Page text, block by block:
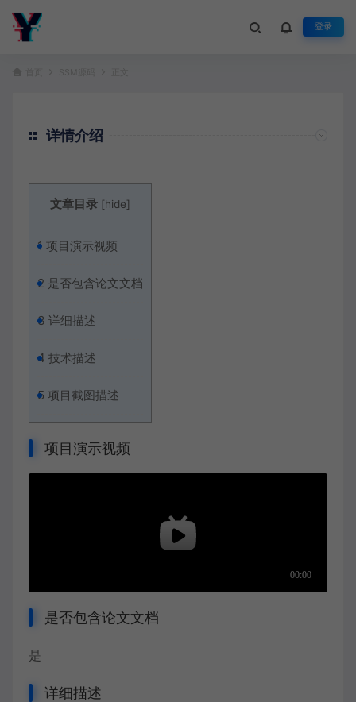
登录
详情介绍
文章目录 [hide]
1 项目演示视频
2 是否包含论文文档
3 详细描述
4 技术描述
5 项目截图描述
项目演示视频
是否包含论文文档
是
详细描述